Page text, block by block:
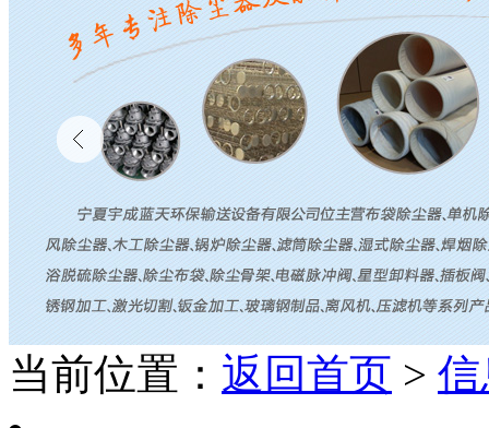
当前位置： 返回首页 >